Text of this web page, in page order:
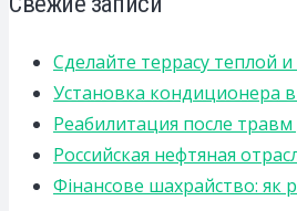
Сделайте террасу теплой
Установка кондиционера
Реабилитация после
Российская нефтяная
Фінансове шахрайство: як